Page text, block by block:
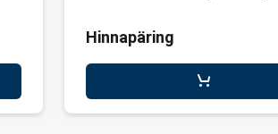
Hinnapäring